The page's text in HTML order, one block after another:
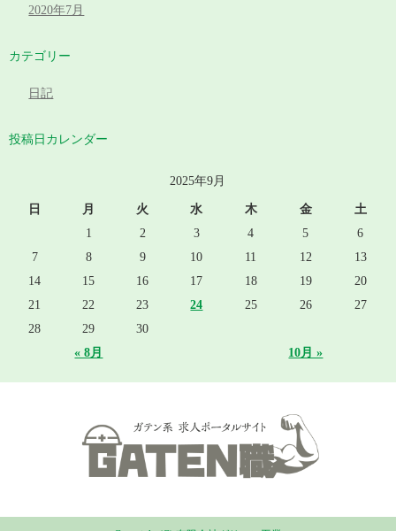
2020年7月
カテゴリー
日記
投稿日カレンダー
2025年9月
日 月 火 水 木 金 土
« 8月 10月 »
1 2 3 4 5
6
7
8 9 10 11 12
13
14
15 16 17 18 19
20
21
22 23 24 25 26
27
28
29 30